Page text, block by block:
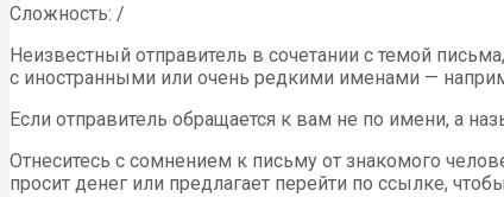
Сложность: /
Неизвестный отправитель в сочетании с темой
с иностранными или очень редкими именами —
Если отправитель обращается к вам не по имени, а
Отнеситесь с сомнением к письму от знакомого
просит денег или предлагает перейти по ссылке,